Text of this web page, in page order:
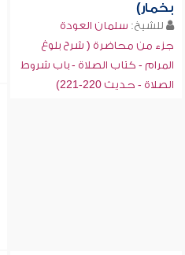
بخمار)
للشيخ: سلمان العودة
جزء من محاضرة ( شرح بلوغ
المرام - كتاب الصلاة - باب شروط
الصلاة - حديث 220-221)